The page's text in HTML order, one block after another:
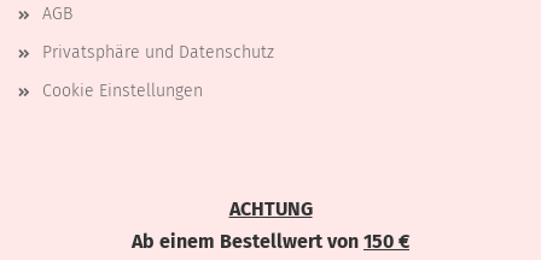
AGB
Privatsphäre und Datenschutz
Cookie Einstellungen
ACHTUNG
Ab einem Bestellwert von 150 €